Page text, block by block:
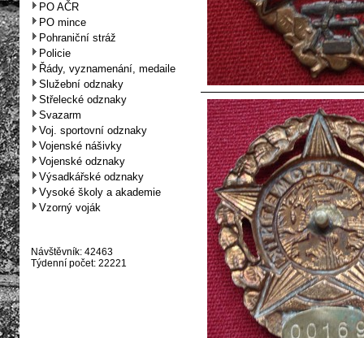
PO AČR
PO mince
Pohraniční stráž
Policie
Řády, vyznamenání, medaile
Služební odznaky
Střelecké odznaky
Svazarm
Voj. sportovní odznaky
Vojenské nášivky
Vojenské odznaky
Výsadkářské odznaky
Vysoké školy a akademie
Vzorný voják
Návštěvník: 42463
Týdenní počet: 22221